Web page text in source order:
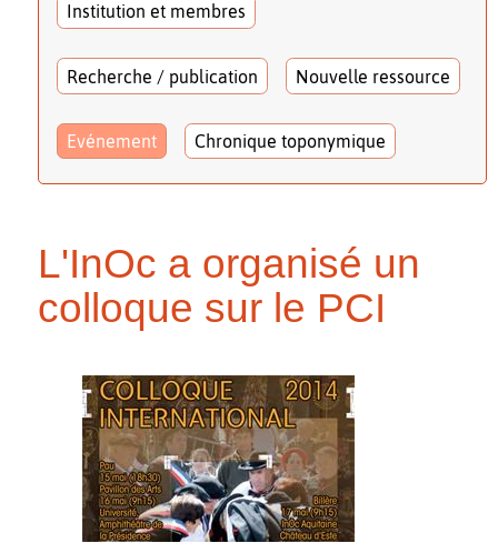
Institution et membres
Recherche / publication Nouvelle ressource
Evénement Chronique toponymique
L'InOc a organisé un
colloque sur le PCI